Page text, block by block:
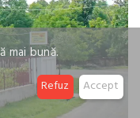
mai bună.
Refuz Accept